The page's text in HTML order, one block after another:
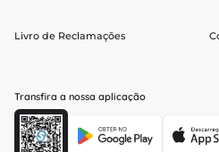
Livro de Reclamações
Transfira a nossa aplicação